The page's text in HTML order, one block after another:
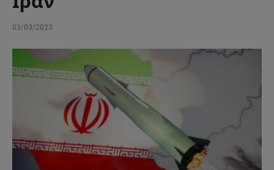
03/03/2023